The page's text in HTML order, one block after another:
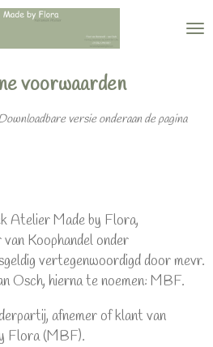
voorwaarden
versie onderaan de pagina
Atelier Made by Flora,
van Koophandel onder
vertegenwoordigd door mevr.
Osch, hierna te noemen: MBF.
afnemer of klant van
Flora (MBF).